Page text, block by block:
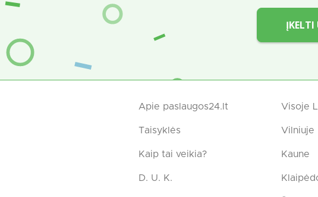
ĮKELTI
Apie paslaugos24.lt
Taisyklės
Kaip tai veikia?
D. U. K.
Visoje
Vilniuje
Kaune